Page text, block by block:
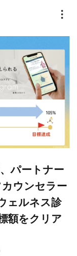
パートナー
ウンセラー
ェルネス診
額をクリア